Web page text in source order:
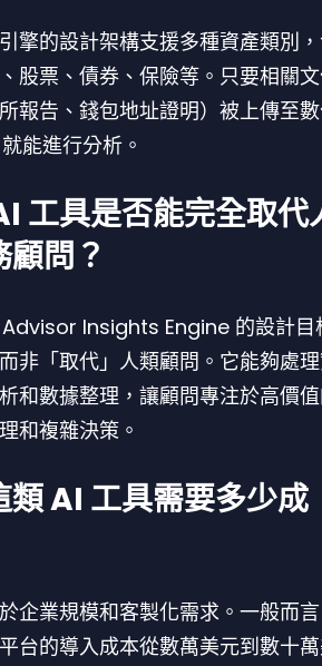
擎的設計架構支援多種資產類別
股票、債券、保險等。只要相關
所報告、錢包地址證明）被上傳至
能進行分析。
工具是否能完全取代
問？
Advisor Insights Engine 的設計目
而非「取代」人類顧問。它能夠處
和數據整理，讓顧問專注於高價
和複雜決策。
類 AI 工具需要多少成
企業規模和客製化需求。一般而
台的導入成本從數萬美元到數十